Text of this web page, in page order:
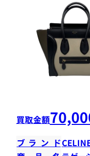
買取金額
ブランド